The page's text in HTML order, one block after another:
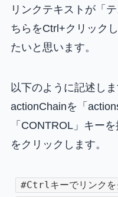
リンクテキストが「
ちらをCtrl+クリック
たいと思います。
以下のように記述しま
actionChainを「
「CONTROL」キー
をクリックします。
#Ctrlキーでリンクを